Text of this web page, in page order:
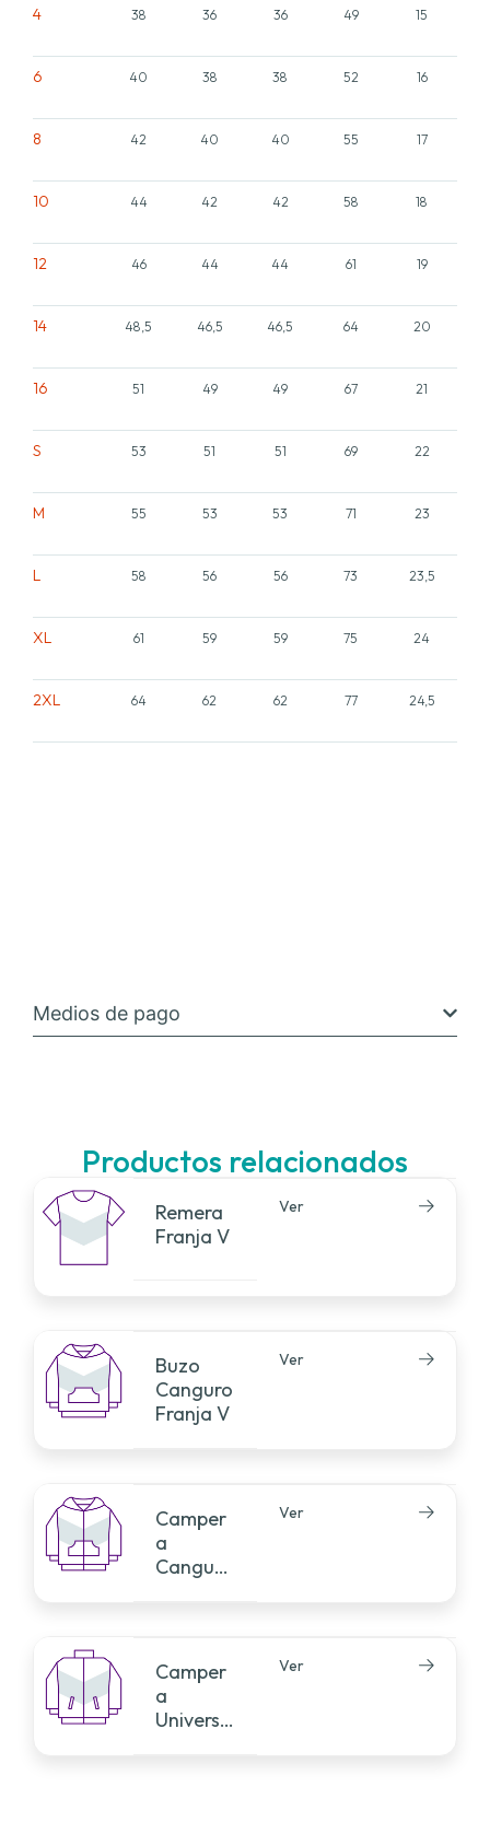
4 38 36 36 49 15
6 40 38 38 52 16
8 42 40 40 55 17
10 44 42 42 58 18
12 46 44 44 61 19
14 48,5 46,5 46,5 64 20
16 51 49 49 67 21
S 53 51 51 69 22
M 55 53 53 71 23
L 58 56 56 73 23,5
XL 61 59 59 75 24
2XL 64 62 62 77 24,5
Medios de pago
Productos relacionados
Remera
Franja V
Ver
Buzo
Canguro
Franja V
Ver
Camper
a
Canguro
Ver
Camper
a
Universit
Ver